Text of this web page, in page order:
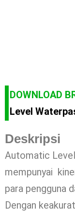
DOWNLOAD
Level
Deskripsi
Automatic
mempunyai
para pengguna
Dengan